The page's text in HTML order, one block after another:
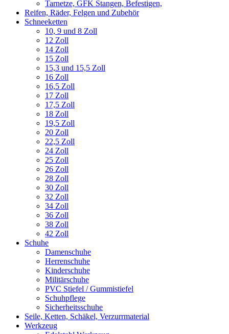
Tarnetze, GFK Stangen, Befestigen,
Reifen, Räder, Felgen und Zubehör
Schneeketten
10, 9 und 8 Zoll
12 Zoll
14 Zoll
15 Zoll
15,3 und 15,5 Zoll
16 Zoll
16,5 Zoll
17 Zoll
17,5 Zoll
18 Zoll
19,5 Zoll
20 Zoll
22,5 Zoll
24 Zoll
25 Zoll
26 Zoll
28 Zoll
30 Zoll
32 Zoll
34 Zoll
36 Zoll
38 Zoll
42 Zoll
Schuhe
Damenschuhe
Herrenschuhe
Kinderschuhe
Militärschuhe
PVC Stiefel / Gummistiefel
Schuhpflege
Sicherheitsschuhe
Seile, Ketten, Schäkel, Verzurrmaterial
Werkzeug